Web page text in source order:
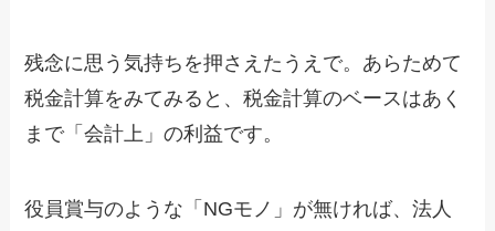
残念に思う気持ちを押さえたうえで。あらためて
税金計算をみてみると、税金計算のベースはあく
まで「会計上」の利益です。
役員賞与のような「NGモノ」が無ければ、法人